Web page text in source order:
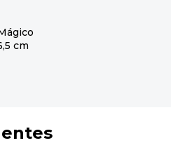
cm